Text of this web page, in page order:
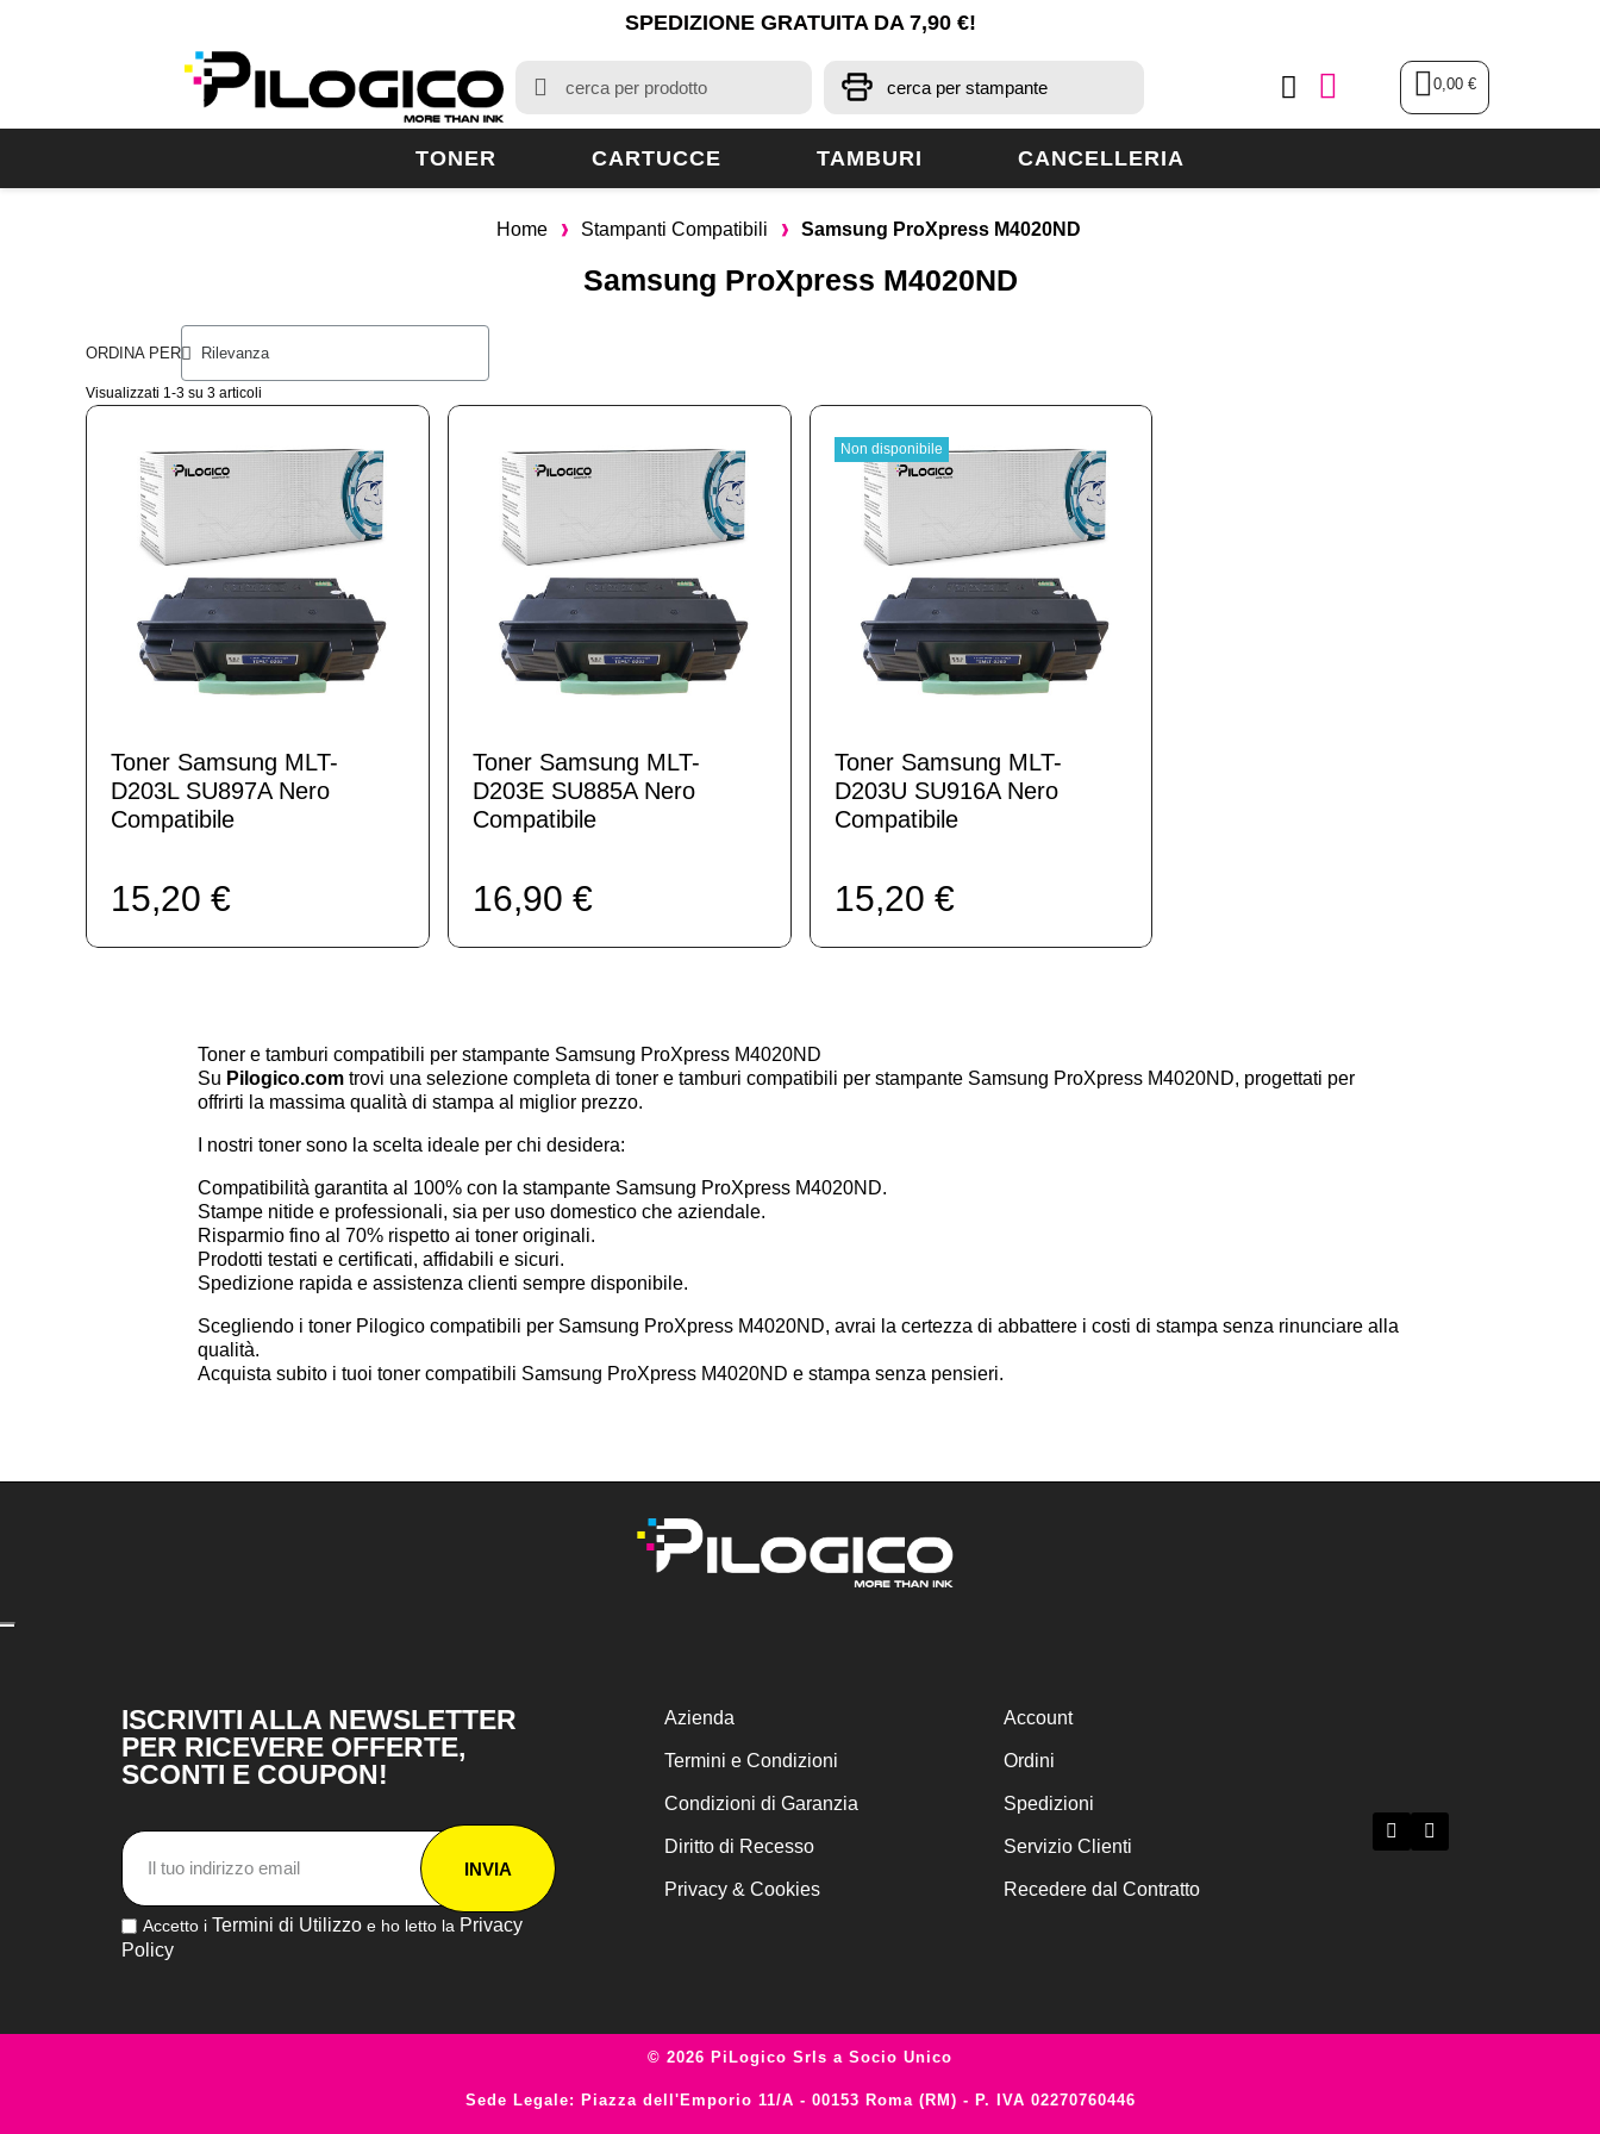
SPEDIZIONE GRATUITA DA 7,90 €!
0,00 €
TONER CARTUCCE TAMBURI CANCELLERIA
Home Stampanti Compatibili Samsung ProXpress M4020ND
Samsung ProXpress M4020ND
ORDINA PER
Visualizzati 1-3 su 3 articoli
Toner Samsung MLT-
D203L SU897A Nero
Compatibile
15,20 €
Toner Samsung MLT-
D203E SU885A Nero
Compatibile
16,90 €
Non disponibile
Toner Samsung MLT-
D203U SU916A Nero
Compatibile
15,20 €
Toner e tamburi compatibili per stampante Samsung ProXpress M4020ND
Su Pilogico.com trovi una selezione completa di toner e tamburi compatibili per stampante Samsung ProXpress M4020ND, progettati per
offrirti la massima qualità di stampa al miglior prezzo.
I nostri toner sono la scelta ideale per chi desidera:
Compatibilità garantita al 100% con la stampante Samsung ProXpress M4020ND.
Stampe nitide e professionali, sia per uso domestico che aziendale.
Risparmio fino al 70% rispetto ai toner originali.
Prodotti testati e certificati, affidabili e sicuri.
Spedizione rapida e assistenza clienti sempre disponibile.
Scegliendo i toner Pilogico compatibili per Samsung ProXpress M4020ND, avrai la certezza di abbattere i costi di stampa senza rinunciare alla
qualità.
Acquista subito i tuoi toner compatibili Samsung ProXpress M4020ND e stampa senza pensieri.
ISCRIVITI ALLA NEWSLETTER
PER RICEVERE OFFERTE,
SCONTI E COUPON!
INVIA
Accetto i Termini di Utilizzo e ho letto la Privacy
Policy
Azienda
Termini e Condizioni
Condizioni di Garanzia
Diritto di Recesso
Privacy & Cookies
Account
Ordini
Spedizioni
Servizio Clienti
Recedere dal Contratto
© 2026 PiLogico Srls a Socio Unico
Sede Legale: Piazza dell'Emporio 11/A - 00153 Roma (RM) - P. IVA 02270760446